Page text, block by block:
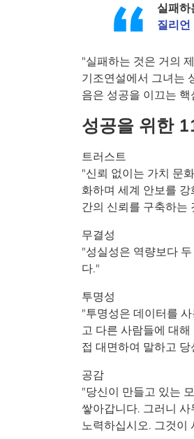
실패하
질리언
"실패하는 것은 거의
기조연설에서 그녀는
음은 성공을 이끄는
성공을 위한
트러스트
"신뢰 없이는 가치 문
화하며 세계 안보를
간의 신뢰를 구축하는
무결성
"성실성은 역량보다
다."
투명성
"투명성은 데이터를
고 다른 사람들에 대
접 대면하여 말하고
공감
"당신이 만들고 있는
쌓아갑니다. 그러니
노력하십시오. 그것이